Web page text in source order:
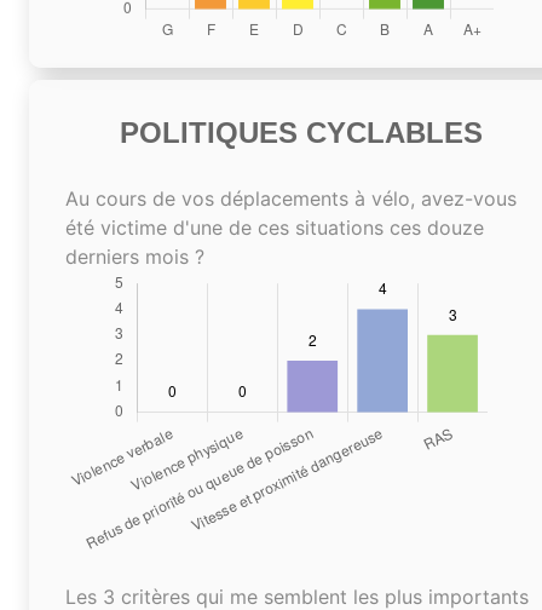
POLITIQUES CYCLABLES
Au cours de vos déplacements à vélo, avez-vous
été victime d'une de ces situations ces douze
derniers mois ?
Les 3 critères qui me semblent les plus importants